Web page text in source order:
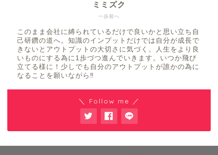
一歩前へ
ミミズク
このまま会社に縛られているだけで良いかと思い立ち自
己研鑽の道へ。知識のインプットだけでは自分が成長で
きないとアウトプットの大切さに気づく。人生をより良
いものにする為に1歩づつ進んでいきます。いつか飛び
立てる様に！少しでも自分のアウトプットが誰かの為に
なることを願いながら‼︎
＼ Follow me ／